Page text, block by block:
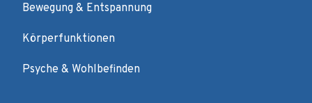
Bewegung & Entspannung
Körperfunktionen
Psyche & Wohlbefinden